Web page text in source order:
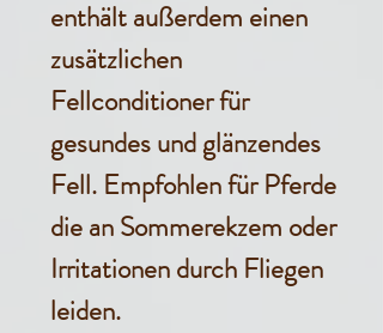
enthält außerdem einen
zusätzlichen
Fellconditioner für
gesundes und glänzendes
Fell. Empfohlen für Pferde
die an Sommerekzem oder
Irritationen durch Fliegen
leiden.